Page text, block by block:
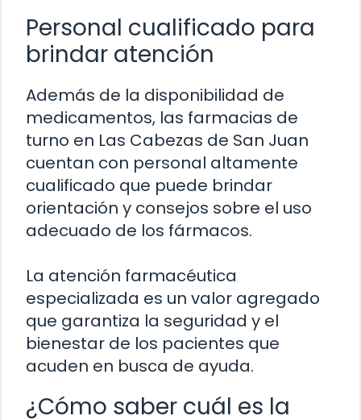
Personal cualificado para
brindar atención
Además de la disponibilidad de
medicamentos, las farmacias de
turno en Las Cabezas de San Juan
cuentan con personal altamente
cualificado que puede brindar
orientación y consejos sobre el uso
adecuado de los fármacos.
La atención farmacéutica
especializada es un valor agregado
que garantiza la seguridad y el
bienestar de los pacientes que
acuden en busca de ayuda.
¿Cómo saber cuál es la